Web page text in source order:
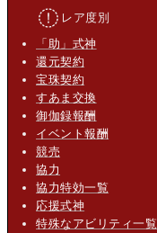
レア度別
「助」式神
還元契約
宝珠契約
すあま交換
御伽録報酬
イベント報酬
競売
協力
協力特効一覧
応援式神
特殊なアビリティ一覧